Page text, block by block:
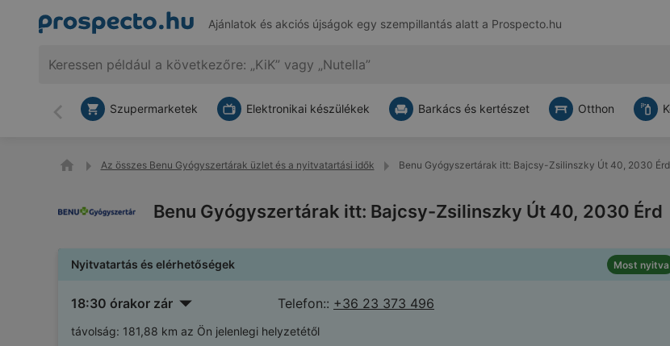
Ajánlatok és akciós újságok egy szempillantás alatt a Prospecto.hu
Vissza
Szupermarketek Elektronikai készülékek Barkács és kertészet Otthon
Az összes Benu Gyógyszertárak üzlet és a nyitvatartási idők Benu Gyógyszertárak itt: Bajcsy-Zsilinszky Út 40, 2030 Érd
Benu Gyógyszertárak itt: Bajcsy-Zsilinszky Út 40, 2030 Érd
Nyitvatartás és elérhetőségek Most nyitva
18:30 órakor zár Telefon:: +36 23 373 496
távolság: 181,88 km az Ön jelenlegi helyzetétől